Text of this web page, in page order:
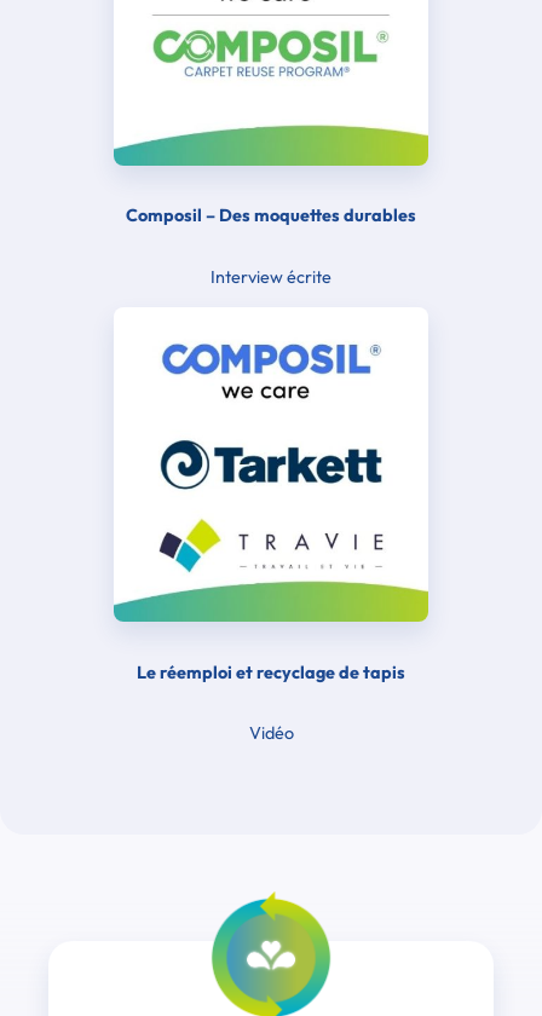
Composil – Des moquettes durables
Interview écrite
Le réemploi et recyclage de tapis
Vidéo